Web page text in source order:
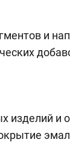
и
изделий и